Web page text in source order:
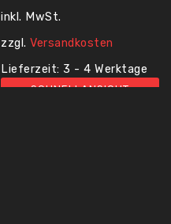
SCHNELLANSICHT
inkl. MwSt.
zzgl.Versandkosten
Lieferzeit: 3 - 4 Werktage